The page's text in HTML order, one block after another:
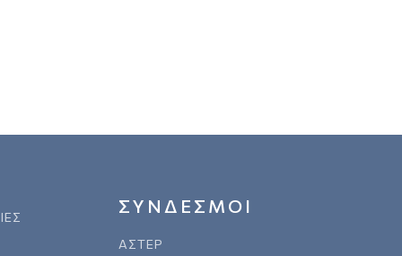
ΣΥΝΔΕΣΜΟΙ
ΑΣΤΕΡ